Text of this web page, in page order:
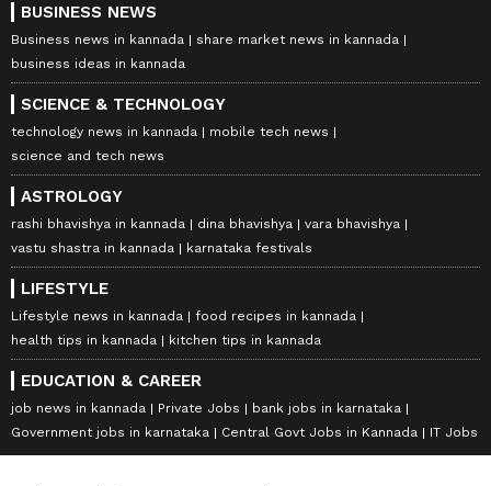
BUSINESS NEWS
Business news in kannada
share market news in kannada
business ideas in kannada
SCIENCE & TECHNOLOGY
technology news in kannada
mobile tech news
science and tech news
ASTROLOGY
rashi bhavishya in kannada dina bhavishya
vara bhavishya
vastu shastra in kannada
karnataka festivals
LIFESTYLE
Lifestyle news in kannada
food recipes in kannada
health tips in kannada
kitchen tips in kannada
EDUCATION & CAREER
job news in kannada Private Jobs
bank jobs in karnataka
Government jobs in karnataka
Central Govt Jobs in Kannada IT Jobs